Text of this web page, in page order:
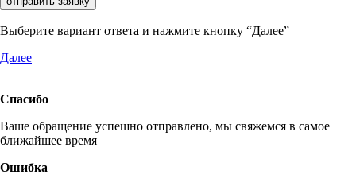
Выберите вариант ответа и нажмите кнопку “Далее”
Далее
Спасибо
Ваше обращение успешно отправлено, мы свяжемся в самое
ближайшее время
Ошибка